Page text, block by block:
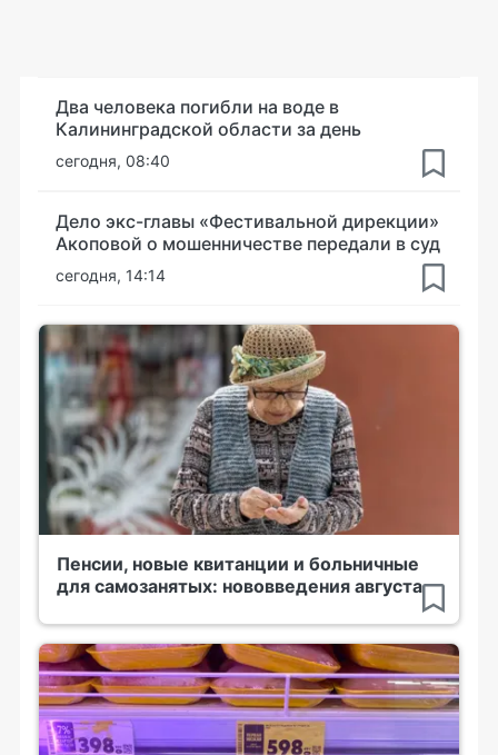
Два человека погибли на воде в
Калининградской области за день
сегодня, 08:40
Дело экс-главы «Фестивальной дирекции»
Акоповой о мошенничестве передали в суд
сегодня, 14:14
Пенсии, новые квитанции и больничные
для самозанятых: нововведения августа